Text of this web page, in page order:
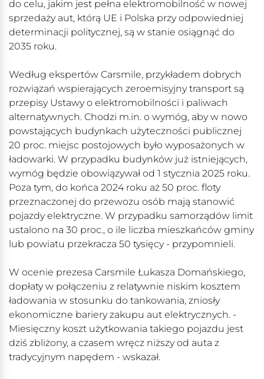
do celu, jakim jest pełna elektromobilność w nowej
sprzedaży aut, którą UE i Polska przy odpowiedniej
determinacji politycznej, są w stanie osiągnąć do
2035 roku.
Według ekspertów Carsmile, przykładem dobrych
rozwiązań wspierających zeroemisyjny transport są
przepisy Ustawy o elektromobilności i paliwach
alternatywnych. Chodzi m.in. o wymóg, aby w nowo
powstających budynkach użyteczności publicznej
20 proc. miejsc postojowych było wyposażonych w
ładowarki. W przypadku budynków już istniejących,
wymóg będzie obowiązywał od 1 stycznia 2025 roku.
Poza tym, do końca 2024 roku aż 50 proc. floty
przeznaczonej do przewozu osób mają stanowić
pojazdy elektryczne. W przypadku samorządów limit
ustalono na 30 proc., o ile liczba mieszkańców gminy
lub powiatu przekracza 50 tysięcy - przypomnieli.
W ocenie prezesa Carsmile Łukasza Domańskiego,
dopłaty w połączeniu z relatywnie niskim kosztem
ładowania w stosunku do tankowania, zniosły
ekonomiczne bariery zakupu aut elektrycznych. -
Miesięczny koszt użytkowania takiego pojazdu jest
dziś zbliżony, a czasem wręcz niższy od auta z
tradycyjnym napędem - wskazał.